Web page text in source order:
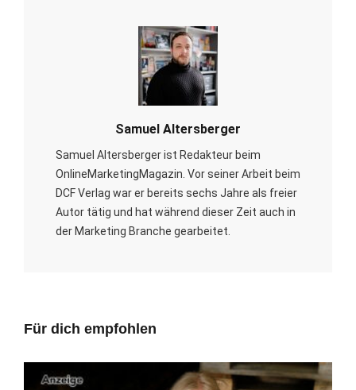
Samuel Altersberger
Samuel Altersberger ist Redakteur beim
OnlineMarketingMagazin. Vor seiner Arbeit beim
DCF Verlag war er bereits sechs Jahre als freier
Autor tätig und hat während dieser Zeit auch in
der Marketing Branche gearbeitet.
Für dich empfohlen